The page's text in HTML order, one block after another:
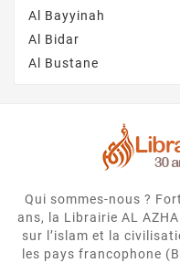
Al Bayyinah
Al Bidar
Al Bustane
Qui sommes-nous ?
ans, la Librairie AL
sur l’islam et la
les pays francophone